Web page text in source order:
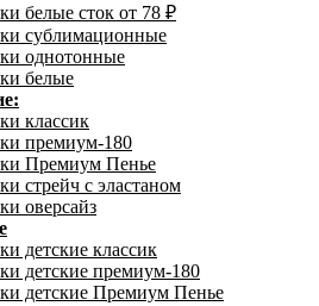
белые сток от 78 ₽
сублимационные
однотонные
белые
классик
премиум-180
Премиум Пенье
стрейч с эластаном
оверсайз
детские классик
детские премиум-180
детские Премиум Пенье